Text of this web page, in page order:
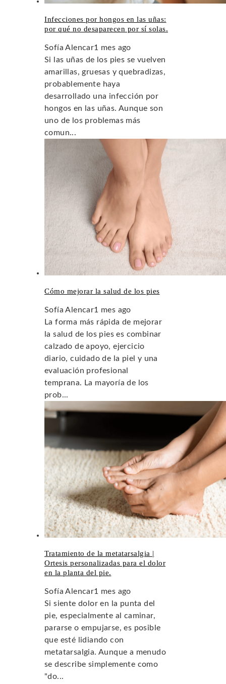
Infecciones por hongos en las uñas:
por qué no desaparecen por sí solas.
Sofía Alencar1 mes ago
Si las uñas de los pies se vuelven
amarillas, gruesas y quebradizas,
probablemente haya
desarrollado una infección por
hongos en las uñas. Aunque son
uno de los problemas más
comun...
Cómo mejorar la salud de los pies
Sofía Alencar1 mes ago
La forma más rápida de mejorar
la salud de los pies es combinar
calzado de apoyo, ejercicio
diario, cuidado de la piel y una
evaluación profesional
temprana. La mayoría de los
prob...
Tratamiento de la metatarsalgia |
Ortesis personalizadas para el dolor
en la planta del pie.
Sofía Alencar1 mes ago
Si siente dolor en la punta del
pie, especialmente al caminar,
pararse o empujarse, es posible
que esté lidiando con
metatarsalgia. Aunque a menudo
se describe simplemente como
"do...